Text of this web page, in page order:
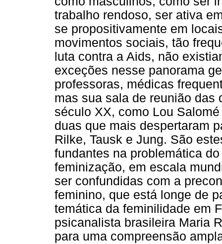
trabalho rendoso, ser ativa
se propositivamente em
movimentos sociais, tão
luta contra a Aids, não
exceções nesse panorama
professoras, médicas
mas sua sala de reunião das
século XX, como Lou
duas que mais despertaram
Rilke, Tausk e Jung. São
fundantes na problemática
feminização, em escala
ser confundidas com a
feminino, que está longe de
temática da feminilidade em
psicanalista brasileira Maria
para uma compreensão